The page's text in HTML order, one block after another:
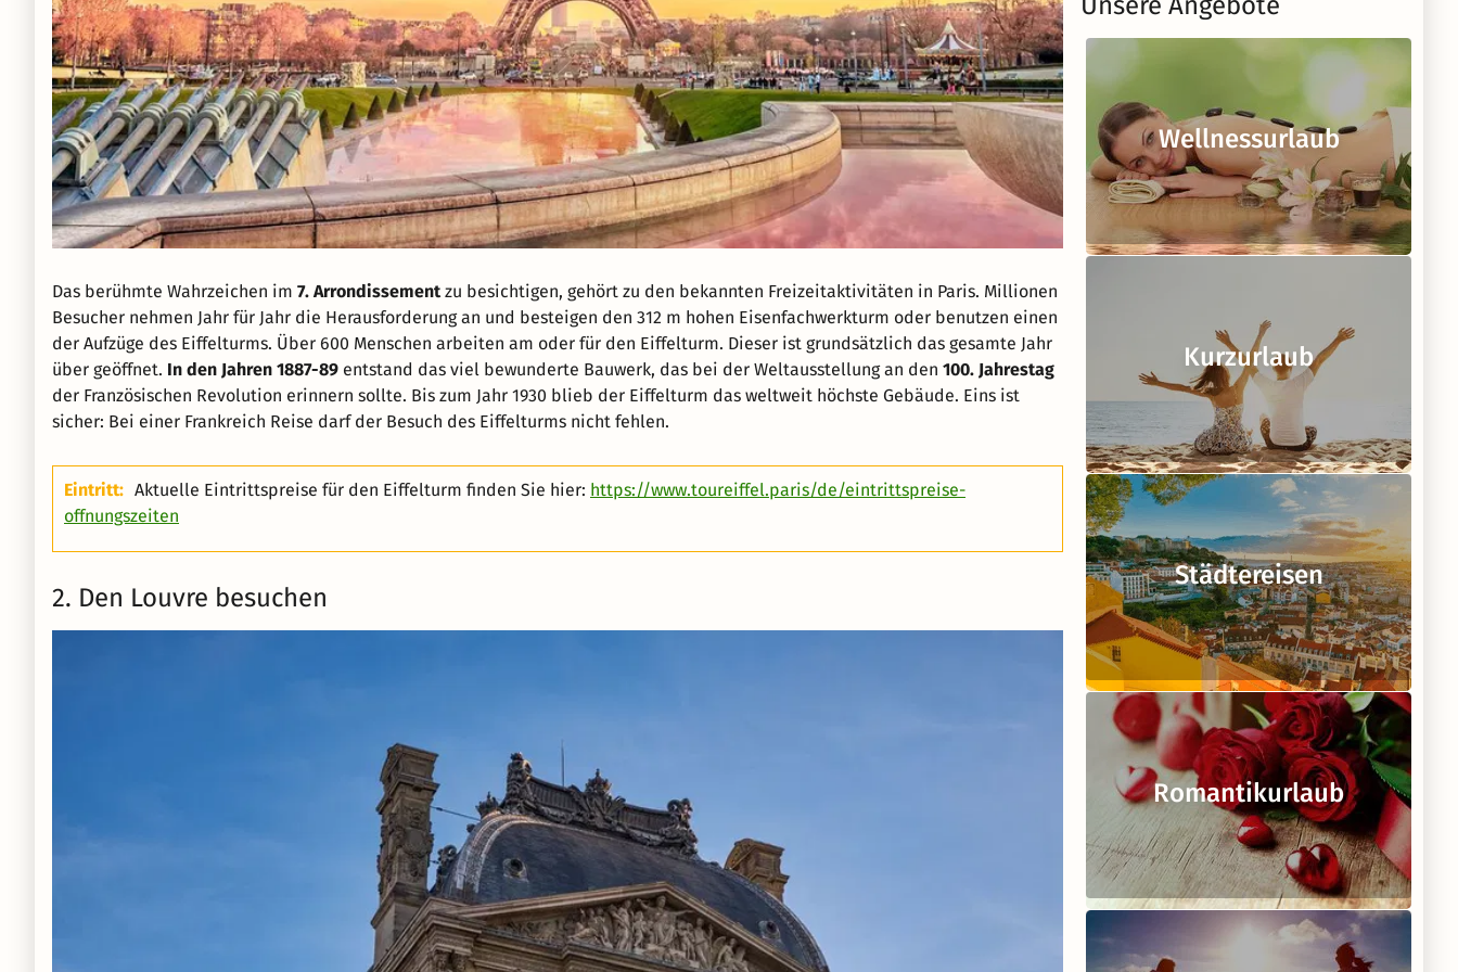
Das berühmte Wahrzeichen im 7. Arrondissementzu besichtigen, gehört zu den bekannten Freizeitaktivitäten in Paris. Millionen
Besucher nehmen Jahr für Jahr die Herausforderung an und besteigen den 312 m hohen Eisenfachwerkturm oder benutzen einen
der Aufzüge des Eiffelturms. Über 600 Menschen arbeiten am oder für den Eiffelturm. Dieser ist grundsätzlich das gesamte Jahr
über geöffnet. In den Jahren 1887-89 entstand das viel bewunderte Bauwerk, das bei der Weltausstellung an den 100. Jahrestag
der Französischen Revolution erinnern sollte. Bis zum Jahr 1930 blieb der Eiffelturm das weltweit höchste Gebäude. Eins ist
sicher: Bei einer Frankreich Reise darf der Besuch des Eiffelturms nicht fehlen.
Eintritt: Aktuelle Eintrittspreise für den Eiffelturm finden Sie hier: https://www.toureiffel.paris/de/eintrittspreise-
offnungszeiten
2. Den Louvre besuchen
Wellnessurlaub
Kurzurlaub
Städtereisen
Romantikurlaub